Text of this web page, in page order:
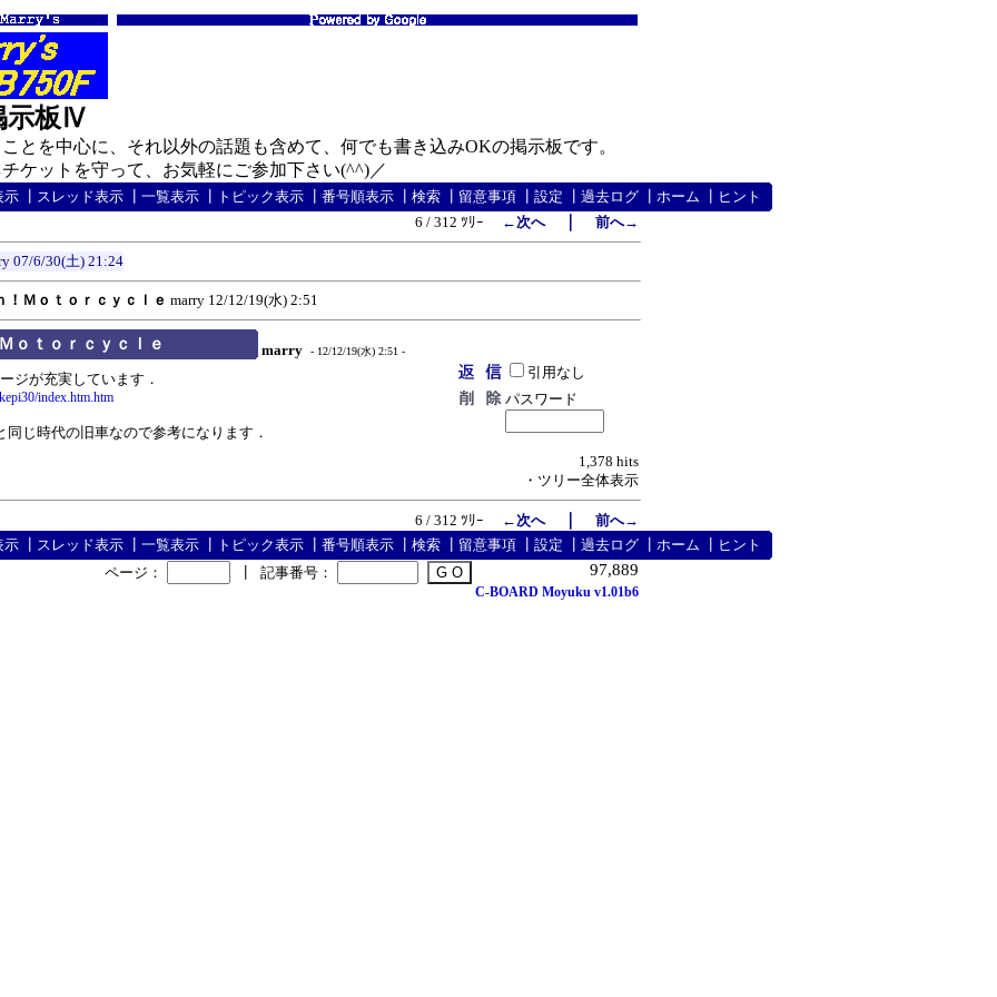
示板Ⅳ
とを中心に、それ以外の話題も含めて、何でも書き込みOKの掲示板です。
ケットを守って、お気軽にご参加下さい(^^)／
示 スレッド表示 一覧表示 トピック表示 番号順表示 検索 留意事項 設定 過去ログ ホーム
ヒント
6 / 312 ﾂﾘｰ
←次へ｜ 前へ→
07/6/30(土) 21:24
Ｍｏｔｏｒｃｙｃｌｅ marry 12/12/19(水) 2:51
ｏｔｏｒｃｙｃｌｅ marry - 12/12/19(水) 2:51 -
ジが充実しています．
index.htm.htm
じ時代の旧車なので参考になります．
引用なし
パスワード
1,378 hits
・ツリー全体表示
6 / 312 ﾂﾘｰ ←次へ｜ 前へ→
示 スレッド表示 一覧表示 トピック表示 番号順表示 検索 留意事項 設定 過去ログ ホーム ヒント
97,889
ページ： 記事番号：
C-BOARD Moyuku v1.01b6